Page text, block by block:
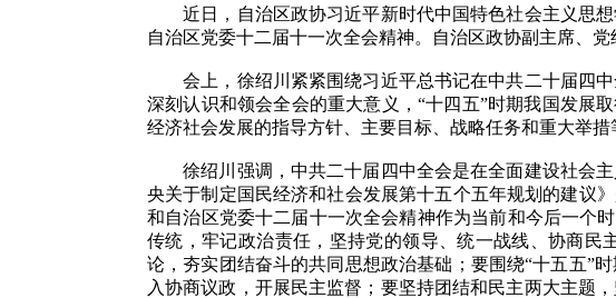
近日，自治区政协习近平新时代中国特色社会主义思想
自治区党委十二届十一次全会精神。自治区政协副主席、党
会上，徐绍川紧紧围绕习近平总书记在中共二十届四中
深刻认识和领会全会的重大意义，“十四五”时期我国发展
经济社会发展的指导方针、主要目标、战略任务和重大举
徐绍川强调，中共二十届四中全会是在全面建设社会主
央关于制定国民经济和社会发展第十五个五年规划的建议
和自治区党委十二届十一次全会精神作为当前和今后一个
传统，牢记政治责任，坚持党的领导、统一战线、协商
论，夯实团结奋斗的共同思想政治基础；要围绕“十五五”
入协商议政，开展民主监督；要坚持团结和民主两大主题